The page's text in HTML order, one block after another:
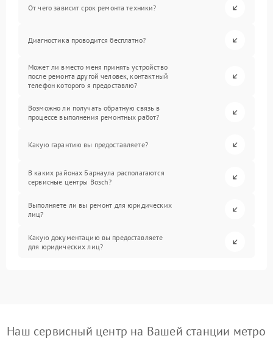
От чего зависит срок ремонта техники?
Диагностика проводится бесплатно?
Может ли вместо меня принять устройство
после ремонта другой человек, контактный
телефон которого я предоставлю?
Возможно ли получать обратную связь в
процессе выполнения ремонтных работ?
Какую гарантию вы предоставляете?
В каких районах Барнаула располагаются
сервисные центры Bosch?
Выполняете ли вы ремонт для юридических
лиц?
Какую документацию вы предоставляете
для юридических лиц?
Наш сервисный центр на Вашей станции метро